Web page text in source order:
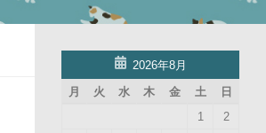
2026年8月
月
火 水 木 金 土
日
1
2